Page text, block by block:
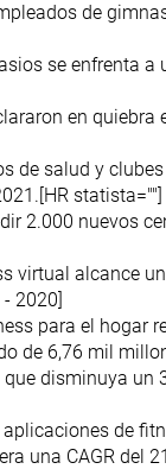
de
se enfrenta a
en quiebra
de salud y
statista=""]
2.000 nuevos
virtual alcance
2020]
para el hogar
de 6,76 mil
disminuya un
de
una CAGR del